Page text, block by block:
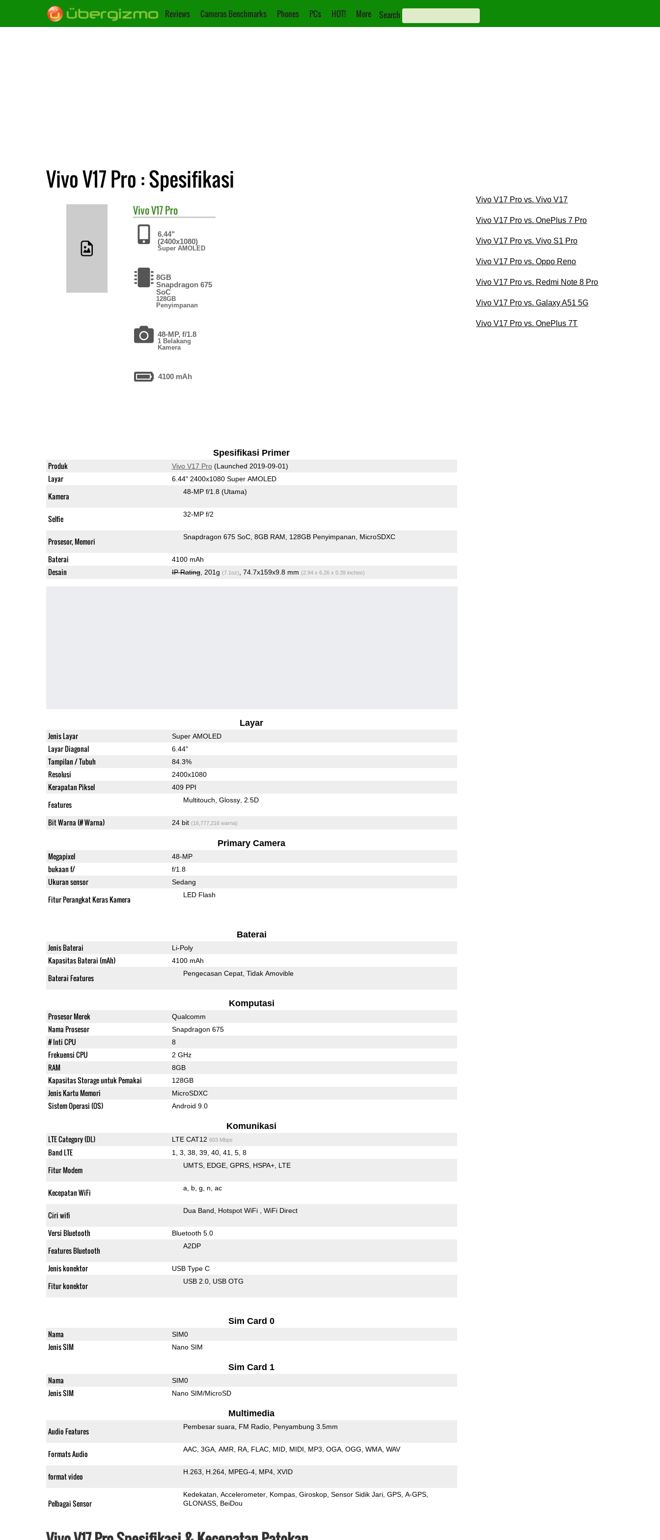
Reviews Cameras Benchmarks Phones PCs HOT! More Search
Vivo V17 Pro : Spesifikasi
VivoV17 Pro
6.44"
(2400x1080)
Super AMOLED
8GB
Snapdragon 675
SoC
128GB
Penyimpanan
48-MP, f/1.8
1 Belakang
Kamera
4100 mAh
Spesifikasi Primer
Produk Vivo V17 Pro(Launched 2019-09-01)
Layar 6.44" 2400x1080 Super AMOLED
Kamera 48-MP f/1.8 (Utama)
Selfie 32-MP f/2
Prosesor, Memori Snapdragon 675 SoC 8GB RAM 128GB Penyimpanan MicroSDXC
Baterai 4100 mAh
Desain IP Rating, 201g (7.1oz) , 74.7x159x9.8 mm (2.94 x 6.26 x 0.39 inches)
Layar
Jenis Layar Super AMOLED
Layar Diagonal 6.44"
Tampilan / Tubuh 84.3%
Resolusi 2400x1080
Kerapatan Piksel 409 PPI
Features Multitouch Glossy 2.5D
Bit Warna (# Warna) 24 bit (16,777,216 warna)
Primary Camera
Megapixel 48-MP
bukaan f/ f/1.8
Ukuran sensor Sedang
Fitur Perangkat Keras Kamera LED Flash
Baterai
Jenis Baterai Li-Poly
Kapasitas Baterai (mAh) 4100 mAh
Baterai Features Pengecasan Cepat Tidak Amovible
Komputasi
Prosesor Merek Qualcomm
Nama Prosesor Snapdragon 675
# Inti CPU 8
Frekuensi CPU 2 GHz
RAM 8GB
Kapasitas Storage untuk Pemakai 128GB
Jenis Kartu Memori MicroSDXC
Sistem Operasi (OS) Android 9.0
Komunikasi
LTE Category (DL) LTE CAT12 603 Mbps
Band LTE 1, 3, 38, 39, 40, 41, 5, 8
Fitur Modem UMTS EDGE GPRS HSPA+ LTE
Kecepatan WiFi a b g n ac
Ciri wifi Dua Band Hotspot WiFi WiFi Direct
Versi Bluetooth Bluetooth 5.0
Features Bluetooth A2DP
Jenis konektor USB Type C
Fitur konektor USB 2.0 USB OTG
Sim Card 0
Nama SIM0
Jenis SIM Nano SIM
Sim Card 1
Nama SIM0
Jenis SIM Nano SIM/MicroSD
Multimedia
Audio Features Pembesar suara FM Radio Penyambung 3.5mm
Formats Audio AAC 3GA AMR RA FLAC MID MIDI MP3 OGA OGG WMA WAV
format video H.263 H.264 MPEG-4 MP4 XVID
Pelbagai Sensor
Kedekatan Accelerometer Kompas Giroskop Sensor Sidik Jari GPS A-GPS
GLONASS BeiDou
Vivo V17 Pro vs. Vivo V17
Vivo V17 Pro vs. OnePlus 7 Pro
Vivo V17 Pro vs. Vivo S1 Pro
Vivo V17 Pro vs. Oppo Reno
Vivo V17 Pro vs. Redmi Note 8 Pro
Vivo V17 Pro vs. Galaxy A51 5G
Vivo V17 Pro vs. OnePlus 7T